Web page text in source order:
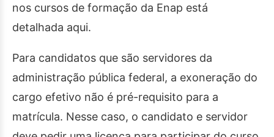
nos cursos de formação da Enap está
detalhada aqui.
Para candidatos que são servidores da
administração pública federal, a exoneração do
cargo efetivo não é pré-requisito para a
matrícula. Nesse caso, o candidato e servidor